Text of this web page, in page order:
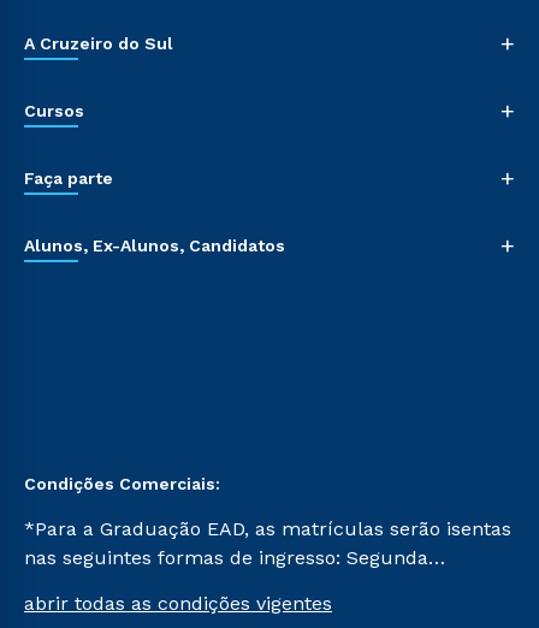
A Cruzeiro do Sul +
Cursos +
Faça parte +
Alunos, Ex-Alunos, Candidatos +
Condições Comerciais:
*Para a Graduação EAD, as matrículas serão isentas
nas seguintes formas de ingresso: Segunda
Já para as demais, a taxa de matrícula será de R$
abrir todas as condições vigentes